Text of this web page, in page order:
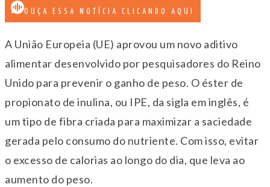
OUÇA ESSA NOTÍCIA CLICANDO AQUI
A União Europeia (UE) aprovou um novo aditivo
alimentar desenvolvido por pesquisadores do Reino
Unido para prevenir o ganho de peso. O éster de
propionato de inulina, ou IPE, da sigla em inglês, é
um tipo de fibra criada para maximizar a saciedade
gerada pelo consumo do nutriente. Com isso, evitar
o excesso de calorias ao longo do dia, que leva ao
aumento do peso.